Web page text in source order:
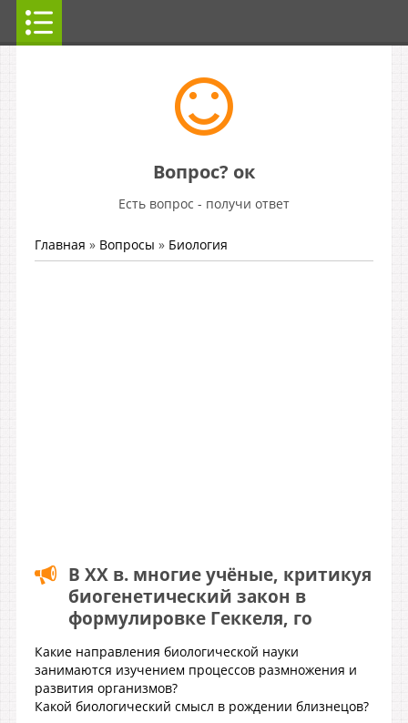
Вопрос? ок
Есть вопрос - получи ответ
Главная » Вопросы » Биология
В XX в. многие учёные, критикуя
биогенетический закон в
формулировке Геккеля, го
Какие направления биологической науки
занимаются изучением процессов размножения и
развития организмов?
Какой биологический смысл в рождении близнецов?